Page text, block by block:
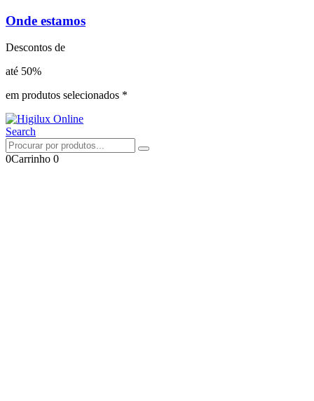
Onde estamos
Descontos de
até 50%
em produtos selecionados *
Search
0Carrinho 0